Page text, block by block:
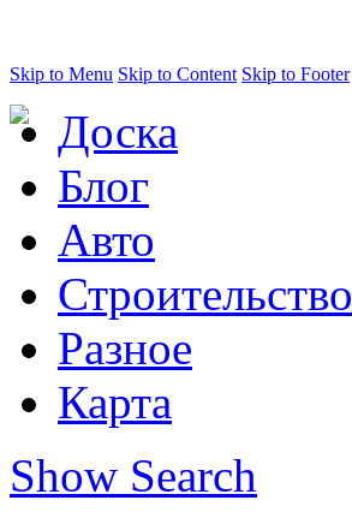
Skip to Menu Skip to Content Skip to Footer
Доска
Блог
Авто
Строительство
Разное
Карта
Show Search